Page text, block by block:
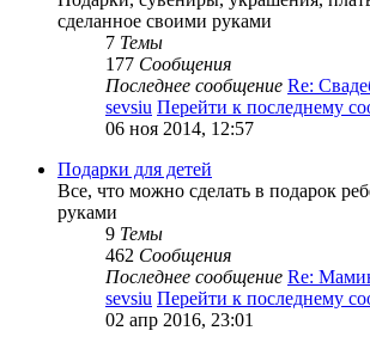
сделанное своими руками
7 Темы
177 Сообщения
Последнее сообщение Re:
sevsiu Перейти к последнему
06 ноя 2014, 12:57
Подарки для детей
Все, что можно сделать в подарок
руками
9 Темы
462 Сообщения
Последнее сообщение Re:
sevsiu Перейти к последнему
02 апр 2016, 23:01